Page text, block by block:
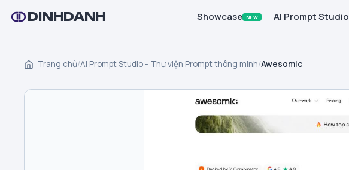
DINHDANH Showcase NEW AI Prompt Studio
Trang chủ/AI Prompt Studio - Thư viện Prompt thông minh/Awesomic